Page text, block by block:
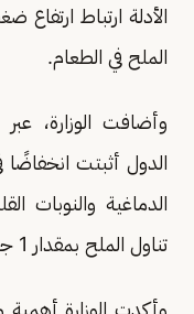
الأدلة ارتباط
الملح في الطعام.
وأضافت الوزارة،
الدول أثبتت انخفاضًا
تناول الملح بمقدار 1 جرام للفرد في اليوم. ​​
​وأكدت الوزارة